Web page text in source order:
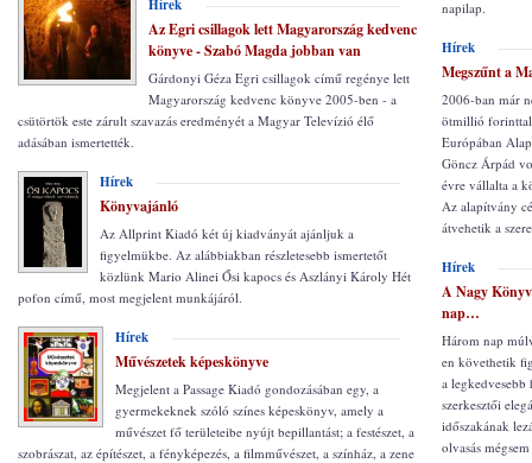
Hírek
Az Egri csillagok lett Magyarország kedvenc
könyve - Szabó Magda jobban van
Gárdonyi Géza Egri csillagok című regénye lett
Magyarország kedvenc könyve 2005-ben - a
csütörtök este zárult szavazás eredményét a Magyar Televízió élő
adásában ismertették.
Hírek
Könyvajánló
Az Allprint Kiadó két új kiadványát ajánljuk a
figyelmükbe. Az alábbiakban részletesebb ismertetőt
közlünk Mario Alinei Ősi kapocs és Aszlányi Károly Hét
pofon című, most megjelent munkájáról.
Hírek
Művészetek képeskönyve
Megjelent a Passage Kiadó gondozásában egy, a
gyermekeknek szóló színes képeskönyv, amely a
művészet fő területeibe nyújt bepillantást; a festészet, a
szobrászat, az építészet, a fényképezés, a filmművészet, a színház, a zene
napilap.
Hírek
Megszűnt a
2006-ban már
ötmillió forinttal
Európában
Göncz Árpád
évre vállalta a
Az alapítvány
átvehetik a
Hírek
A Nagy
nap…
Három nap
en követhetik
a
szerkesztői
időszakának
olvasás